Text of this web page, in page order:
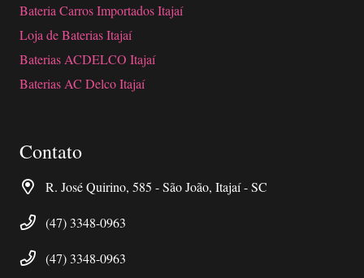
Bateria Carros Importados Itajaí
Loja de Baterias Itajaí
Baterias ACDELCO Itajaí
Baterias AC Delco Itajaí
Contato
R. José Quirino, 585 - São João, Itajaí - SC
(47) 3348-0963
(47) 3348-0963